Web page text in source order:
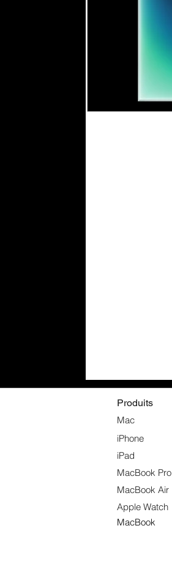
Produits
Mac
iPhone
iPad
MacBook Pro
MacBook Air
Apple Watch
MacBook